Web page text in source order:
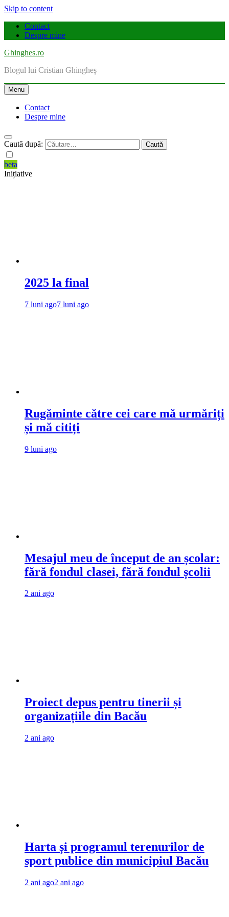
Skip to content
Contact
Despre mine
Ghinghes.ro
Blogul lui Cristian Ghingheș
Menu
Contact
Despre mine
Caută după:
beta
Inițiative
2025 la final
7 luni ago7 luni ago
Rugăminte către cei care mă urmăriți
și mă citiți
9 luni ago
Mesajul meu de început de an școlar:
fără fondul clasei, fără fondul școlii
2 ani ago
Proiect depus pentru tinerii și
organizațiile din Bacău
2 ani ago
Harta și programul terenurilor de
sport publice din municipiul Bacău
2 ani ago2 ani ago